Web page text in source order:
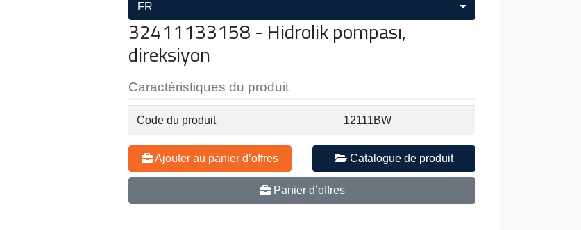
FR
32411133158 - Hidrolik pompası,
direksiyon
Caractéristiques du produit
Code du produit 12111BW
Ajouter au panier d’offres Catalogue de produit
Panier d’offres